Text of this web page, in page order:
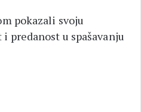
pokazali svoju
predanost u spašavanju